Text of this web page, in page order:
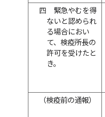
四
緊急やむを得
ないと認められ
る場合におい
て、検疫所長の
許可を受けたと
き。
（検疫前の通報）